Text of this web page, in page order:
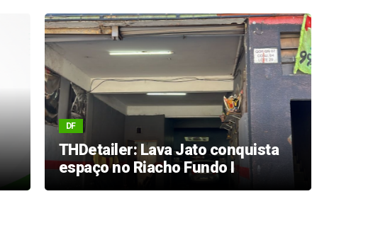
DF
THDetailer: Lava Jato conquista
espaço no Riacho Fundo I